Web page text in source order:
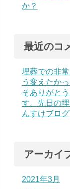
か？
最近のコ
埋葬での非
う変えたか
そありがと
す。先日の
んすけブログ
アーカイ
2021年3月